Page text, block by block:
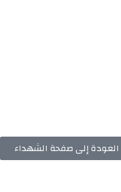
العودة إلى صفحة الشهداء